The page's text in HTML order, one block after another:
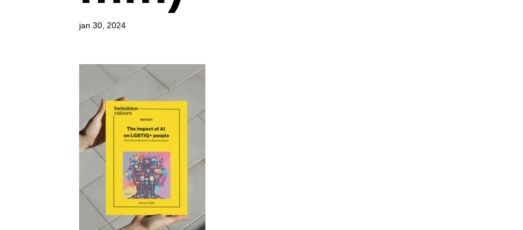
jan 30, 2024